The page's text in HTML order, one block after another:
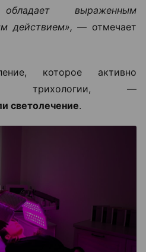
выраженным
действием», — отмечает
которое активно
в трихологии, —
светолечение.